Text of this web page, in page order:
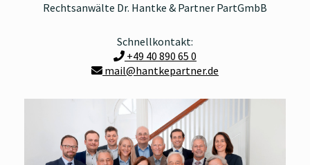
Rechtsanwälte Dr. Hantke & Partner PartGmbB
Schnellkontakt:
+49 40 890 65 0
mail@hantkepartner.de